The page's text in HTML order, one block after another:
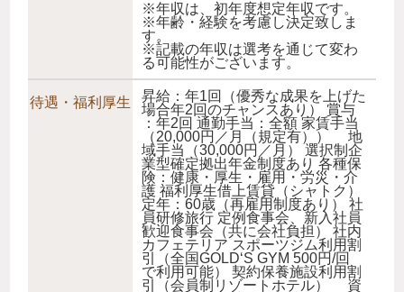
※年収は、初年度想定年収です。
※年齢・経験を考慮し決定致しま
す。
※記載の年収は選考を通じて変わ
る可能性がございます。
待遇・福利厚生
昇給：年1回（優秀な成果を上げた
場合年2回のチャンスあり） 賞与
：年2回 通勤手当：全額 家賃手当
（20,000円／月（規定有）） 地
域手当（30,000円／月） 選択制企
業型確定拠出年金制度あり 各種保
険：健康・厚生・雇用・労災・介
護 福利厚生借上賃貸（シャトク）
定年：60歳（再雇用制度あり） 社
員研修旅行 定例食事会、新入社員
歓迎食事会（共に会社負担） 社内
カフェテリア スポーツジム利用割
引（全国GOLD‘S GYM 500円/回
で利用可能） 契約保養施設利用割
引（会員制リゾートホテル） 資